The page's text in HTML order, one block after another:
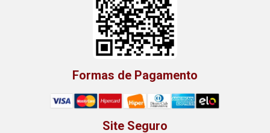
Formas de Pagamento
Site Seguro